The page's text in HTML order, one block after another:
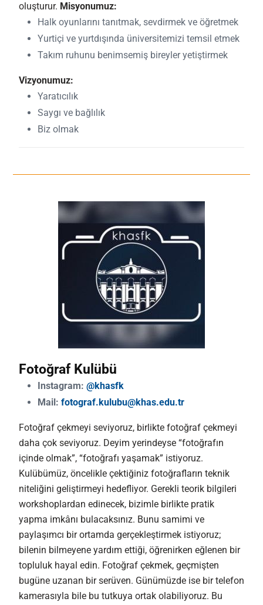
oluşturur. Misyonumuz:
Halk oyunlarını tanıtmak, sevdirmek ve öğretmek
Yurtiçi ve yurtdışında üniversitemizi temsil etmek
Takım ruhunu benimsemiş bireyler yetiştirmek
Vizyonumuz:
Yaratıcılık
Saygı ve bağlılık
Biz olmak
Fotoğraf Kulübü
Instagram: @khasfk
Mail: fotograf.kulubu@khas.edu.tr
Fotoğraf çekmeyi seviyoruz, birlikte fotoğraf çekmeyi
daha çok seviyoruz. Deyim yerindeyse “fotoğrafın
içinde olmak”, “fotoğrafı yaşamak” istiyoruz.
Kulübümüz, öncelikle çektiğiniz fotoğrafların teknik
niteliğini geliştirmeyi hedefliyor. Gerekli teorik bilgileri
workshoplardan edinecek, bizimle birlikte pratik
yapma imkânı bulacaksınız. Bunu samimi ve
paylaşımcı bir ortamda gerçekleştirmek istiyoruz;
bilenin bilmeyene yardım ettiği, öğrenirken eğlenen bir
topluluk hayal edin. Fotoğraf çekmek, geçmişten
bugüne uzanan bir serüven. Günümüzde ise bir telefon
kamerasıyla bile bu tutkuya ortak olabiliyoruz. Bu